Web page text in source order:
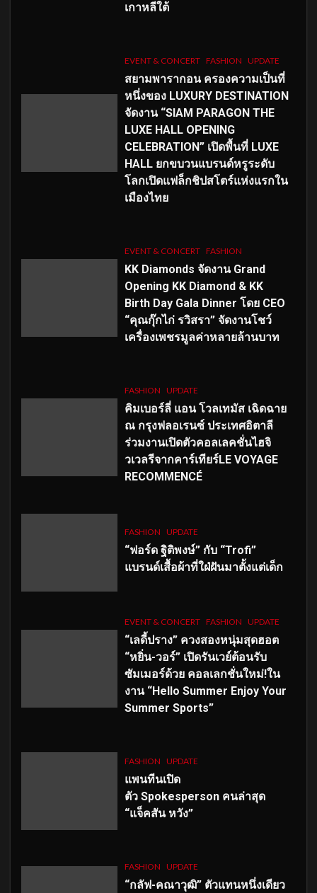
เกาหลีใต้
EVENT & CONCERT FASHION UPDATE
สยามพารากอน ครองความเป็นที่
หนึ่งของ LUXURY DESTINATION
จัดงาน “SIAM PARAGON THE
LUXE HALL OPENING
CELEBRATION” เปิดพื้นที่ LUXE
HALL ยกขบวนแบรนด์หรูระดับ
โลกเปิดแฟล็กชิปสโตร์แห่งแรกใน
เมืองไทย
EVENT & CONCERT FASHION
KK Diamonds จัดงาน Grand
Opening KK Diamond & KK
Birth Day Gala Dinner โดย CEO
“คุณกุ๊กไก่ รวิสรา” จัดงานโชว์
เครื่องเพชรมูลค่าหลายล้านบาท
FASHION UPDATE
คิมเบอร์ลี่ แอน โวลเทมัส เฉิดฉาย
ณ กรุงฟลอเรนซ์ ประเทศอิตาลี
ร่วมงานเปิดตัวคอลเลคชั่นไฮจิ
วเวลรีจากคาร์เทียร์LE VOYAGE
RECOMMENCÉ
FASHION UPDATE
“ฟอร์ด ฐิติพงษ์” กับ “Trofi”
แบรนด์เสื้อผ้าที่ใฝ่ฝันมาตั้งแต่เด็ก
EVENT & CONCERT FASHION UPDATE
“เลดี้ปราง” ควงสองหนุ่มสุดฮอต
“หยิ่น-วอร์” เปิดรันเวย์ต้อนรับ
ซัมเมอร์ด้วย คอลเลกชั่นใหม่!ใน
งาน “Hello Summer Enjoy Your
Summer Sports”
FASHION UPDATE
แพนทีนเปิด
ตัว Spokesperson คนล่าสุด
“แจ็คสัน หวัง”
FASHION UPDATE
“กลัฟ-คณาวุฒิ” ตัวแทนหนึ่งเดียว